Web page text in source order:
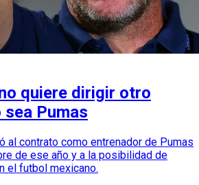
quiere dirigir otro
sea Pumas
al contrato como entrenador de Pumas
de ese año y a la posibilidad de
el futbol mexicano.